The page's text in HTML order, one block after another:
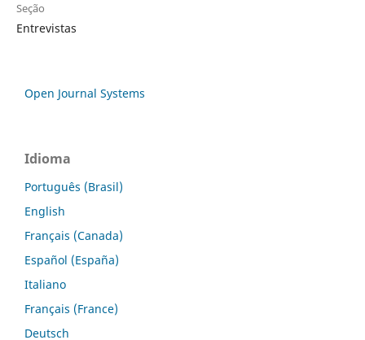
Seção
Entrevistas
Open Journal Systems
Idioma
Português (Brasil)
English
Français (Canada)
Español (España)
Italiano
Français (France)
Deutsch